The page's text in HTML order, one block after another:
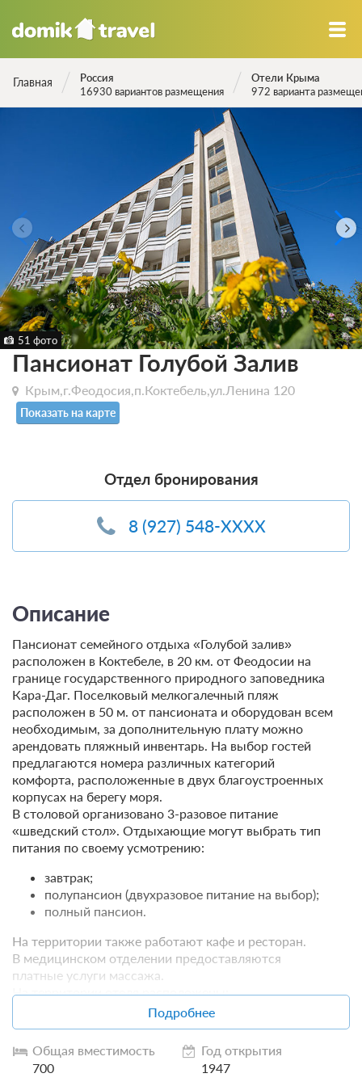
Главная
Россия
16930 вариантов размещения
Отели Крыма
972 варианта
51 фото
Пансионат Голубой Залив
Крым,г.Феодосия,п.Коктебель,ул.Ленина 120
Показать на карте
Отдел бронирования
8 (927) 548-XXXX
Описание
Пансионат семейного отдыха «Голубой залив»
расположен в Коктебеле, в 20 км. от Феодосии на
границе государственного природного заповедника
Кара-Даг. Поселковый мелкогалечный пляж
расположен в 50 м. от пансионата и оборудован всем
необходимым, за дополнительную плату можно
арендовать пляжный инвентарь. На выбор гостей
предлагаются номера различных категорий
комфорта, расположенные в двух благоустроенных
корпусах на берегу моря.
В столовой организовано 3-разовое питание
«шведский стол». Отдыхающие могут выбрать тип
питания по своему усмотрению:
завтрак;
полупансион (двухразовое питание на выбор);
полный пансион.
На территории также работают кафе и ресторан.
В медицинском отделении предоставляются
платные услуги массажа.
На территории отеля расположены:
теннисные корты;
открытый бассейн работает в летний период (для
номеров высшей и первой категорий входит в
Подробнее
Общая вместимость
700
Год открытия
1947